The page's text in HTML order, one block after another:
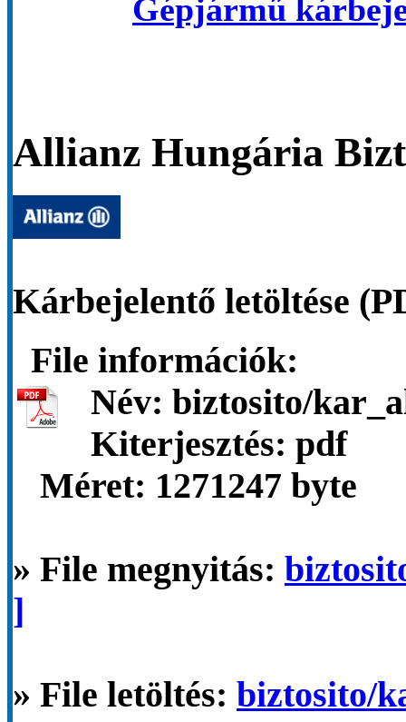
Gépjármű
Allianz Hungária
Kárbejelentő letöltése
File információk:
Név: biztosito/
Kiterjesztés: pdf
Méret: 1271247 byte
» File megnyitás:
]
» File letöltés: biztosito/